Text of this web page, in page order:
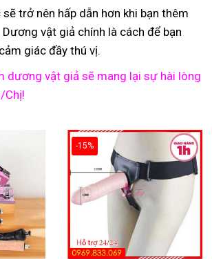
trở nên hấp dẫn hơn khi bạn thêm
vật giả chính là cách để bạn
giác đầy thú vị.
dương vật giả sẽ mang lại sự hài lòng
Chị!
-15%